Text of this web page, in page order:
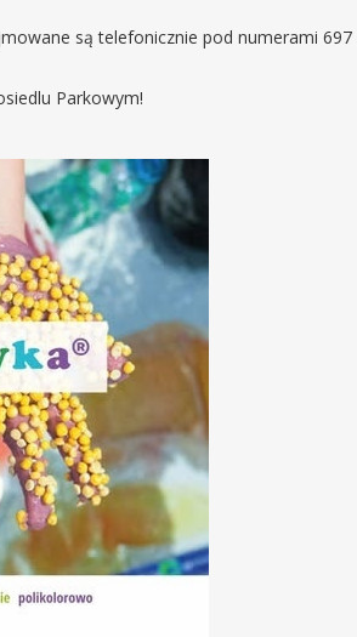
są telefonicznie pod numerami
Parkowym!